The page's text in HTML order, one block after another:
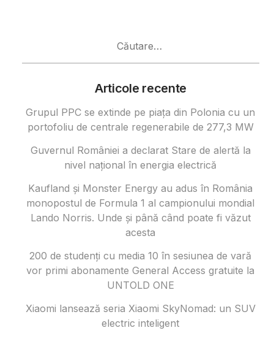
Articole recente
Grupul PPC se extinde pe piața din Polonia cu un
portofoliu de centrale regenerabile de 277,3 MW
Guvernul României a declarat Stare de alertă la
nivel național în energia electrică
Kaufland și Monster Energy au adus în România
monopostul de Formula 1 al campionului mondial
Lando Norris. Unde și până când poate fi văzut
acesta
200 de studenți cu media 10 în sesiunea de vară
vor primi abonamente General Access gratuite la
UNTOLD ONE
Xiaomi lansează seria Xiaomi SkyNomad: un SUV
electric inteligent